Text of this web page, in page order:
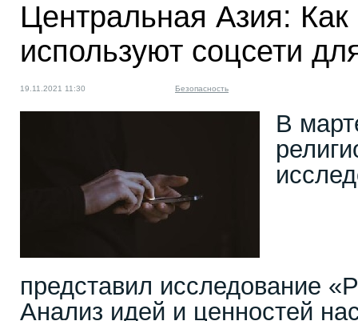
Центральная Азия: Как
используют соцсети
19.11.2021 11:30 Безопасность
В
представил исследование
Анализ идей и ценностей